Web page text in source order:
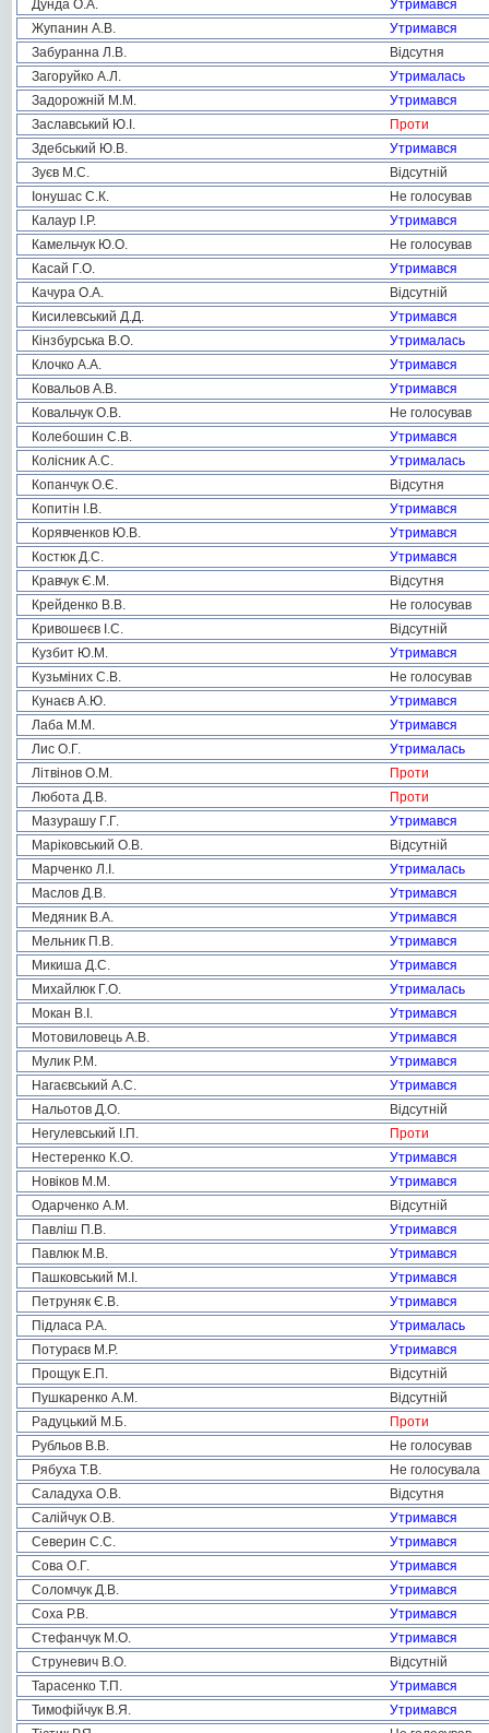
Дунда О.А.
Утримався
Жупанин А.В.
Утримався
Забуранна Л.В.
Відсутня
Загоруйко А.Л.
Утрималась
Задорожній М.М.
Утримався
Заславський Ю.І.
Проти
Здебський Ю.В.
Утримався
Зуєв М.С.
Відсутній
Іонушас С.К.
Не голосував
Калаур І.Р.
Утримався
Камельчук Ю.О.
Не голосував
Касай Г.О.
Утримався
Качура О.А.
Відсутній
Кисилевський Д.Д.
Утримався
Кінзбурська В.О.
Утрималась
Клочко А.А.
Утримався
Ковальов А.В.
Утримався
Ковальчук О.В.
Не голосував
Колебошин С.В.
Утримався
Колісник А.С.
Утрималась
Копанчук О.Є.
Відсутня
Копитін І.В.
Утримався
Корявченков Ю.В.
Утримався
Костюк Д.С.
Утримався
Кравчук Є.М.
Відсутня
Крейденко В.В.
Не голосував
Кривошеєв І.С.
Відсутній
Кузбит Ю.М.
Утримався
Кузьміних С.В.
Не голосував
Кунаєв А.Ю.
Утримався
Лаба М.М.
Утримався
Лис О.Г.
Утрималась
Літвінов О.М.
Проти
Любота Д.В.
Проти
Мазурашу Г.Г.
Утримався
Маріковський О.В.
Відсутній
Марченко Л.І.
Утрималась
Маслов Д.В.
Утримався
Медяник В.А.
Утримався
Мельник П.В.
Утримався
Микиша Д.С.
Утримався
Михайлюк Г.О.
Утрималась
Мокан В.І.
Утримався
Мотовиловець А.В.
Утримався
Мулик Р.М.
Утримався
Нагаєвський А.С.
Утримався
Нальотов Д.О.
Відсутній
Негулевський І.П.
Проти
Нестеренко К.О.
Утримався
Новіков М.М.
Утримався
Одарченко А.М.
Відсутній
Павліш П.В.
Утримався
Павлюк М.В.
Утримався
Пашковський М.І.
Утримався
Петруняк Є.В.
Утримався
Підласа Р.А.
Утрималась
Потураєв М.Р.
Утримався
Прощук Е.П.
Відсутній
Пушкаренко А.М.
Відсутній
Радуцький М.Б.
Проти
Рубльов В.В.
Не голосував
Рябуха Т.В.
Не голосувала
Саладуха О.В.
Відсутня
Салійчук О.В.
Утримався
Северин С.С.
Утримався
Сова О.Г.
Утримався
Соломчук Д.В.
Утримався
Соха Р.В.
Утримався
Стефанчук М.О.
Утримався
Струневич В.О.
Відсутній
Тарасенко Т.П.
Утримався
Тимофійчук В.Я.
Утримався